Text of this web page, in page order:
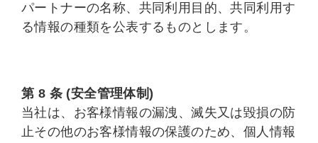
パートナーの名称、共同利用目的、共同利用す
る情報の種類を公表するものとします。
第 8 条 (安全管理体制)
当社は、お客様情報の漏洩、滅失又は毀損の防
止その他のお客様情報の保護のため、個人情報